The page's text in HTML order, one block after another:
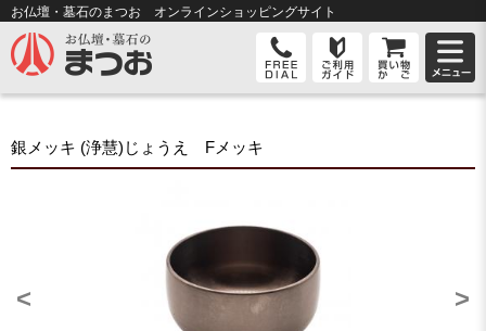
お仏壇・墓石のまつお オンラインショッピングサイト
銀メッキ (浄慧)じょうえ Fメッキ
< >